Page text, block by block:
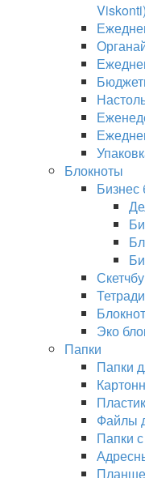
Viskonti)
Блокноты
Бизнес
Тетради
Эко
Папки
Папки
Файлы
Папки